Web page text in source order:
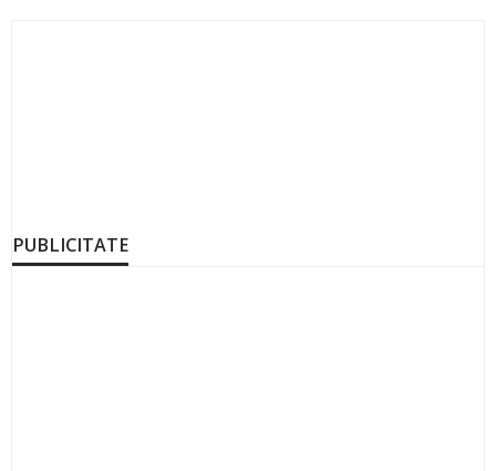
PUBLICITATE